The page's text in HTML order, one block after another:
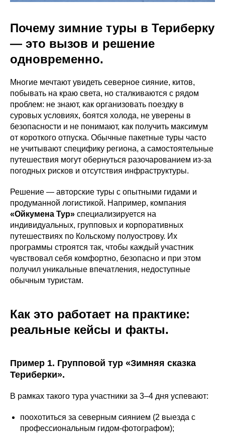
Почему зимние туры в Териберку
— это вызов и решение
одновременно.
Многие мечтают увидеть северное сияние, китов,
побывать на краю света, но сталкиваются с рядом
проблем: не знают, как организовать поездку в
суровых условиях, боятся холода, не уверены в
безопасности и не понимают, как получить максимум
от короткого отпуска. Обычные пакетные туры часто
не учитывают специфику региона, а самостоятельные
путешествия могут обернуться разочарованием из-за
погодных рисков и отсутствия инфраструктуры.
Решение — авторские туры с опытными гидами и
продуманной логистикой. Например, компания
«Ойкумена Тур» специализируется на
индивидуальных, групповых и корпоративных
путешествиях по Кольскому полуострову. Их
программы строятся так, чтобы каждый участник
чувствовал себя комфортно, безопасно и при этом
получил уникальные впечатления, недоступные
обычным туристам.
Как это работает на практике:
реальные кейсы и факты.
Пример 1. Групповой тур «Зимняя сказка
Териберки».
В рамках такого тура участники за 3–4 дня успевают:
поохотиться за северным сиянием (2 выезда с
профессиональным гидом-фотографом);